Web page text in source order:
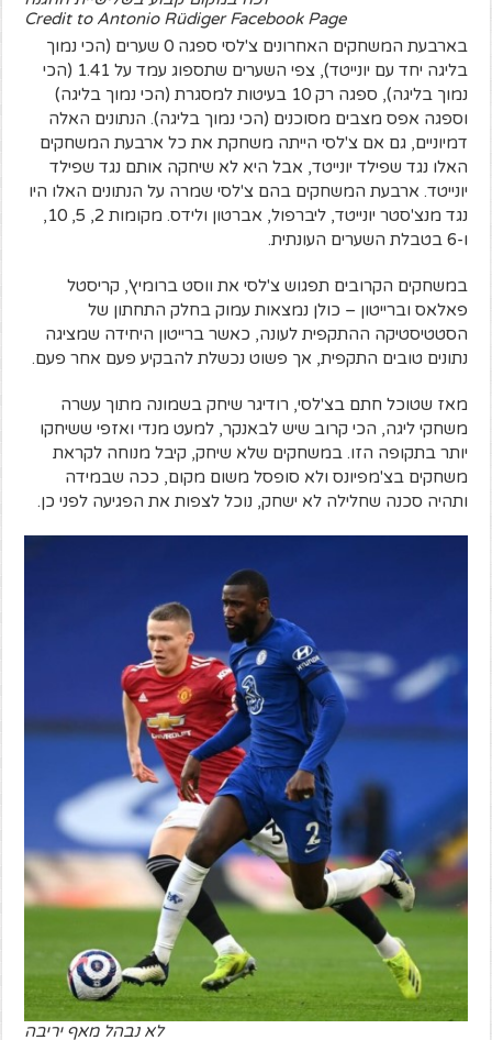
Credit to Antonio Rüdiger Facebook Page
בארבעת המשחקים האחרונים צ'לסי ספגה 0 שערים (הכי נמוך
בליגה יחד עם יונייטד), צפי השערים שתספוג עמד על 1.41 (הכי
נמוך בליגה), ספגה רק 10 בעיטות למסגרת (הכי נמוך בליגה)
וספגה אפס מצבים מסוכנים (הכי נמוך בליגה). הנתונים האלה
דמיוניים, גם אם צ'לסי הייתה משחקת את כל ארבעת המשחקים
האלו נגד שפילד יונייטד, אבל היא לא שיחקה אותם נגד שפילד
יונייטד. ארבעת המשחקים בהם צ'לסי שמרה על הנתונים האלו היו
נגד מנצ'סטר יונייטד, ליברפול, אברטון ולידס. מקומות 2, 5, 10,
ו-6 בטבלת השערים העונתית.
במשחקים הקרובים תפגוש צ'לסי את ווסט ברומיץ', קריסטל
פאלאס וברייטון – כולן נמצאות עמוק בחלק התחתון של
הסטטיסטיקה ההתקפית לעונה, כאשר ברייטון היחידה שמציגה
נתונים טובים התקפית, אך פשוט נכשלת להבקיע פעם אחר פעם.
מאז שטוכל חתם בצ'לסי, רודיגר שיחק בשמונה מתוך עשרה
משחקי ליגה, הכי קרוב שיש לבאנקר, למעט מנדי ואזפי ששיחקו
יותר בתקופה הזו. במשחקים שלא שיחק, קיבל מנוחה לקראת
משחקים בצ'מפיונס ולא סופסל משום מקום, ככה שבמידה
ותהיה סכנה שחלילה לא ישחק, נוכל לצפות את הפגיעה לפני כן.
לא נבהל מאף יריבה